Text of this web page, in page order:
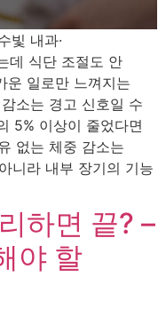
빛 내과·
데 식단 조절도 안
운 일로만 느껴지는
소는 경고 신호일 수
5% 이상이 줄었다면
없는 체중 감소는
니라 내부 장기의 기능
하면 끝? –
야 할